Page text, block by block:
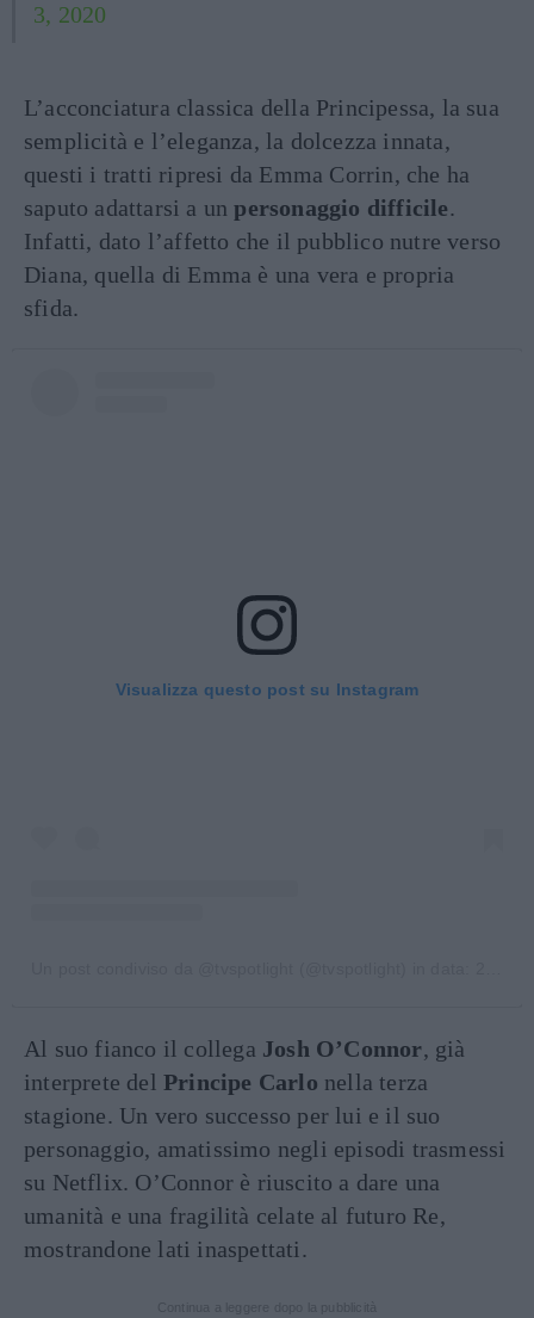
3, 2020
L’acconciatura classica della Principessa, la sua
semplicità e l’eleganza, la dolcezza innata,
questi i tratti ripresi da Emma Corrin, che ha
saputo adattarsi a unpersonaggio difficile.
Infatti, dato l’affetto che il pubblico nutre verso
Diana, quella di Emma è una vera e propria
sfida.
Visualizza questo post su Instagram
Al suo fianco il collega Josh O’Connor, già
interprete del Principe Carlo nella terza
stagione. Un vero successo per lui e il suo
personaggio, amatissimo negli episodi trasmessi
su Netflix. O’Connor è riuscito a dare una
umanità e una fragilità celate al futuro Re,
mostrandone lati inaspettati.